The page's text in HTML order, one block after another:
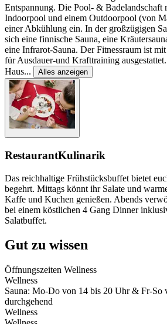
Entspannung. Die Pool- & Badelandschaft
Indoorpool und einem Outdoorpool (von
einer Abkühlung ein. In der großzügigen
sich eine finnische Sauna, eine
eine Infrarot-Sauna. Der Fitnessraum ist
für Ausdauer-und Krafttraining
Haus... Alles anzeigen
RestaurantKulinarik
Das reichhaltige Frühstücksbuffet bietet
begehrt. Mittags könnt ihr Salate und
Kaffe und Kuchen genießen. Abends
bei einem köstlichen 4 Gang Dinner
Salatbuffet.
Gut zu wissen
Öffnungszeiten Wellness
Wellness
Sauna: Mo-Do von 14 bis 20 Uhr & Fr-So
durchgehend
Wellness